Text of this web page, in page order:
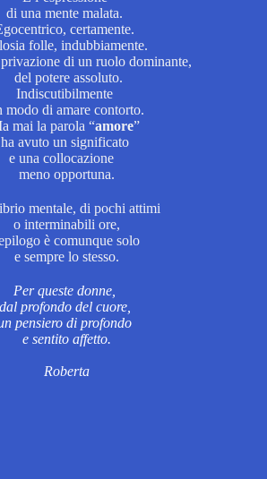
di una mente malata.
certamente.
folle, indubbiamente.
di un ruolo dominante,
del potere assoluto.
Indiscutibilmente
modo di amare contorto.
mai la parola “amore”
ha avuto un significato
e una collocazione
meno opportuna.
mentale, di pochi attimi
o interminabili ore,
è comunque solo
e sempre lo stesso.
Per queste donne,
dal profondo del cuore,
pensiero di profondo
e sentito affetto.
Roberta